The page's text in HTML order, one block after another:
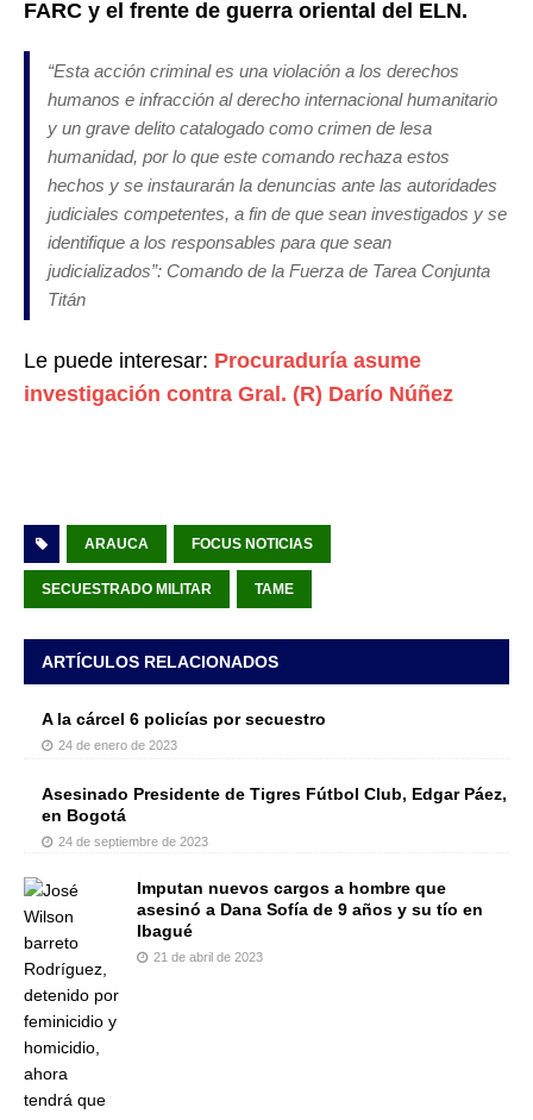
FARC y el frente de guerra oriental del ELN.
“Esta acción criminal es una violación a los derechos
humanos e infracción al derecho internacional humanitario
y un grave delito catalogado como crimen de lesa
humanidad, por lo que este comando rechaza estos
hechos y se instaurarán la denuncias ante las autoridades
judiciales competentes, a fin de que sean investigados y se
identifique a los responsables para que sean
judicializados”: Comando de la Fuerza de Tarea Conjunta
Titán
Le puede interesar: Procuraduría asume
investigación contra Gral. (R) Darío Núñez
ARAUCA FOCUS NOTICIAS
SECUESTRADO MILITAR TAME
ARTÍCULOS RELACIONADOS
A la cárcel 6 policías por secuestro
24 de enero de 2023
Asesinado Presidente de Tigres Fútbol Club, Edgar Páez,
en Bogotá
24 de septiembre de 2023
Imputan nuevos cargos a hombre que
asesinó a Dana Sofía de 9 años y su tío en
Ibagué
21 de abril de 2023